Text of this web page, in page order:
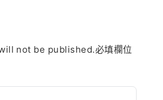
not be published.必填欄位